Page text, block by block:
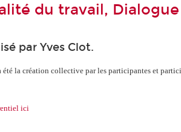
du travail,
par Yves Clot.
été la création collective par les participantes et
ici